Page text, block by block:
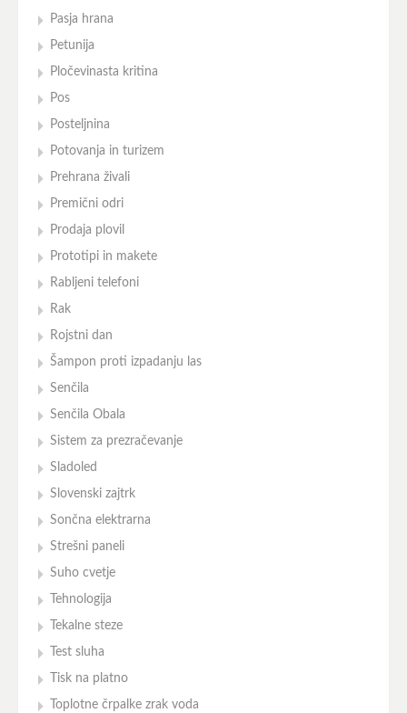
Pasja hrana
Petunija
Pločevinasta kritina
Pos
Posteljnina
Potovanja in turizem
Prehrana živali
Premični odri
Prodaja plovil
Prototipi in makete
Rabljeni telefoni
Rak
Rojstni dan
Šampon proti izpadanju las
Senčila
Senčila Obala
Sistem za prezračevanje
Sladoled
Slovenski zajtrk
Sončna elektrarna
Strešni paneli
Suho cvetje
Tehnologija
Tekalne steze
Test sluha
Tisk na platno
Toplotne črpalke zrak voda